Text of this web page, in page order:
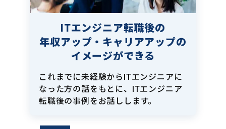
ITエンジニア転職後の
年収アップ・キャリアアップの
イメージができる
これまでに未経験からITエンジニアに
なった方の話をもとに、ITエンジニア
転職後の事例をお話しします。